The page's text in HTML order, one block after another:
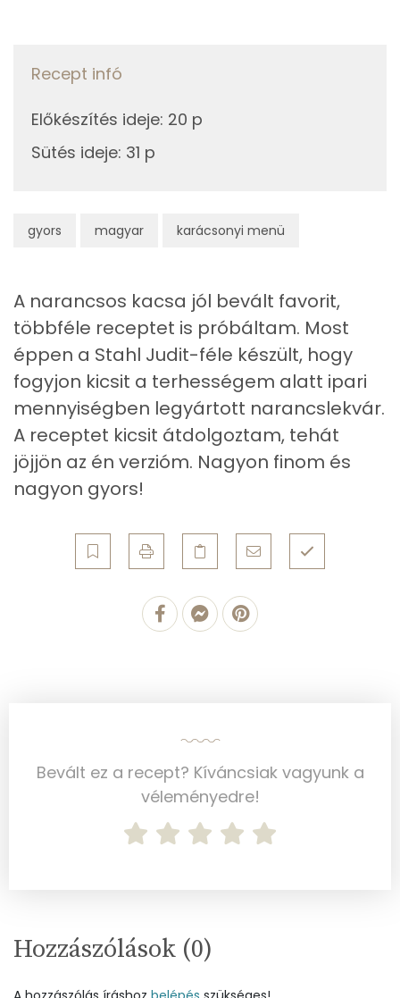
gyors magyar karácsonyi menü
Összesen
Összesen
Zsír
Összesen
Egyszeresen telítetlen zsírsav:
Koleszterin
338 mg
Ásványi anyagok
Összesen
1696 g
Cink
8 mg
Szelén
Kálcium
79 mg
Magnézium
Szénhidrát
Recept infó
Előkészítés ideje: 20 p
Sütés ideje: 31 p
A narancsos kacsa jól bevált favorit,
többféle receptet is próbáltam. Most
éppen a Stahl Judit-féle készült, hogy
fogyjon kicsit a terhességem alatt ipari
mennyiségben legyártott narancslekvár.
A receptet kicsit átdolgoztam, tehát
jöjjön az én verzióm. Nagyon finom és
nagyon gyors!
Bevált ez a recept? Kíváncsiak vagyunk a
véleményedre!
Hozzászólások (0)